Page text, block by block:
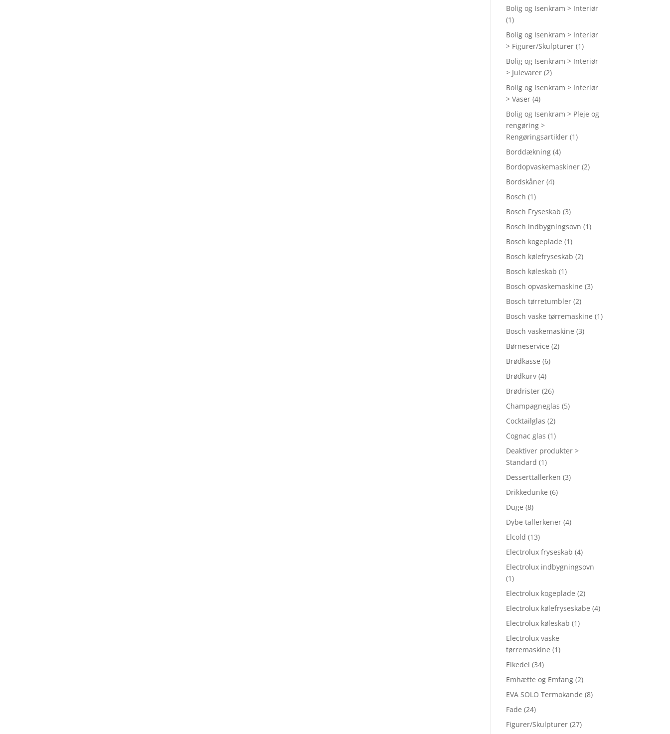
Bolig og Isenkram > Interiør
(1)
Bolig og Isenkram > Interiør
> Figurer/Skulpturer (1)
Bolig og Isenkram > Interiør
> Julevarer (2)
Bolig og Isenkram > Interiør
> Vaser (4)
Bolig og Isenkram > Pleje og
rengøring >
Rengøringsartikler (1)
Borddækning (4)
Bordopvaskemaskiner (2)
Bordskåner (4)
Bosch (1)
Bosch Fryseskab (3)
Bosch indbygningsovn (1)
Bosch kogeplade (1)
Bosch kølefryseskab (2)
Bosch køleskab (1)
Bosch opvaskemaskine (3)
Bosch tørretumbler (2)
Bosch vaske tørremaskine (1)
Bosch vaskemaskine (3)
Børneservice (2)
Brødkasse (6)
Brødkurv (4)
Brødrister (26)
Champagneglas (5)
Cocktailglas (2)
Cognac glas (1)
Deaktiver produkter >
Standard (1)
Desserttallerken (3)
Drikkedunke (6)
Duge (8)
Dybe tallerkener (4)
Elcold (13)
Electrolux fryseskab (4)
Electrolux indbygningsovn
(1)
Electrolux kogeplade (2)
Electrolux kølefryseskabe (4)
Electrolux køleskab (1)
Electrolux vaske
tørremaskine (1)
Elkedel (34)
Emhætte og Emfang (2)
EVA SOLO Termokande (8)
Fade (24)
Figurer/Skulpturer (27)